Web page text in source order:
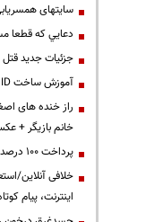
سایتهای
دعايي كه قطعا
جزئیات جدید قتل
آموزش ساخت Apple ID برای کاربران ایرانی
راز خنده های
خانم بازیگر +
پرداخت ۱۰۰ درصد پاداش پایان خدمت فرهنگیان
خلافی آنلاین/
اینترنت، پیام